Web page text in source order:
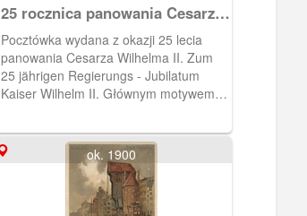
25 rocznica panowania Cesarza
Wilhelma II
Pocztówka wydana z okazji 25 lecia
panowania Cesarza Wilhelma II. Zum
25 jährigen Regierungs - Jubilatum
Kaiser Wilhelm II. Głównym motywem
ok. 1900